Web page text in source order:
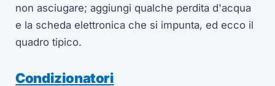
non asciugare; aggiungi qualche perdita d'acqua
e la scheda elettronica che si impunta, ed ecco il
quadro tipico.
Condizionatori